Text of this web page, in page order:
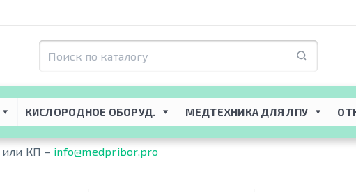
КИСЛОРОДНОЕ ОБОРУД. МЕДТЕХНИКА ДЛЯ ЛПУ
→ Dixion
или КП – info@medpribor.pro